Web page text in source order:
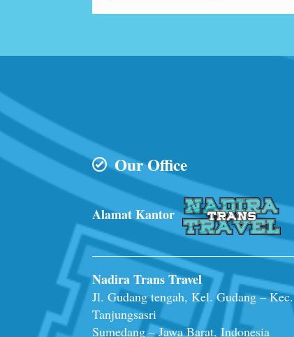
Our Office
Alamat Kantor
Nadira Trans Travel
Jl. Gudang tengah, Kel. Gudang – Kec.
Tanjungsasri
Sumedang – Jawa Barat, Indonesia